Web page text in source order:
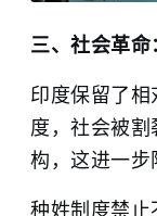
三、社会革
印度保留了相
度，社会被
构，这进一步
种姓制度禁止